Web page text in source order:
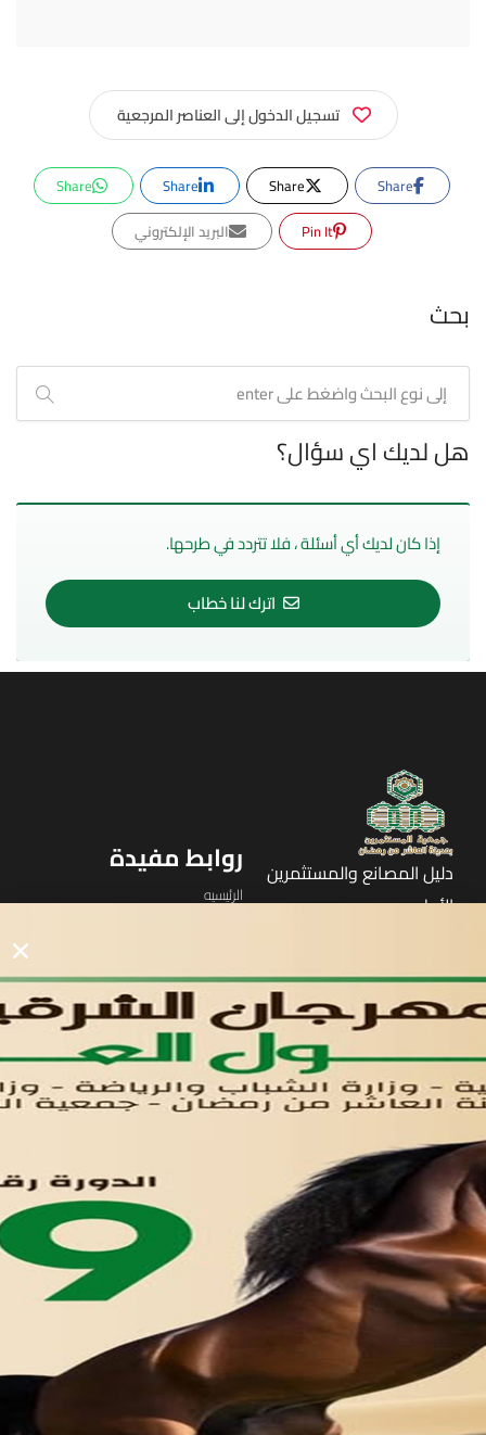
تسجيل الدخول إلى العناصر المرجعية
Share
Share
Share
Share
Pin It
البريد الإلكتروني
بحث
هل لديك اي سؤال؟
إذا كان لديك أي أسئلة ، فلا تتردد في طرحها.
اترك لنا خطاب
دليل المصانع والمستثمرين
الأول
روابط مفيدة
الرئيسيه
لوحه التحكم
اتصل بنا
مدينة العاشر من رمضان
01221020029
055-4494429
055-4494406
055-4494414
info.triaeg@yahoo.com
info@triaeg-guide.com